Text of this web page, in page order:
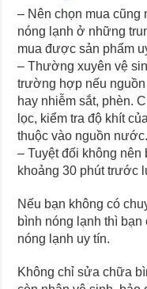
– Nên chọn mua
nóng lạnh ở những
mua được sản phẩm
– Thường xuyên vệ
trường hợp nếu
hay nhiễm sắt, phèn.
lọc, kiểm tra độ khít
thuộc vào nguồn nước.
– Tuyệt đối không nên
khoảng 30 phút trước
Nếu bạn không có
bình nóng lạnh thì
nóng lạnh uy tín.
Không chỉ sửa chữa